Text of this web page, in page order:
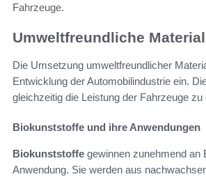
Fahrzeuge.
Umweltfreundliche
Die Umsetzung umweltfreundlicher
Entwicklung der Automobilindustrie ein.
gleichzeitig die Leistung der Fahrzeuge zu
Biokunststoffe und ihre Anwendungen
Biokunststoffe gewinnen zunehmend an
Anwendung. Sie werden aus